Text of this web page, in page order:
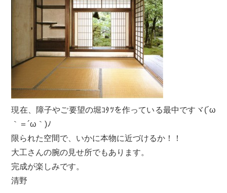
現在、障子やご要望の堀ｺﾀﾂを作っている最中ですヾ(´ω
｀＝´ω｀)ﾉ
限られた空間で、いかに本物に近づけるか！！
大工さんの腕の見せ所でもあります。
完成が楽しみです。
清野